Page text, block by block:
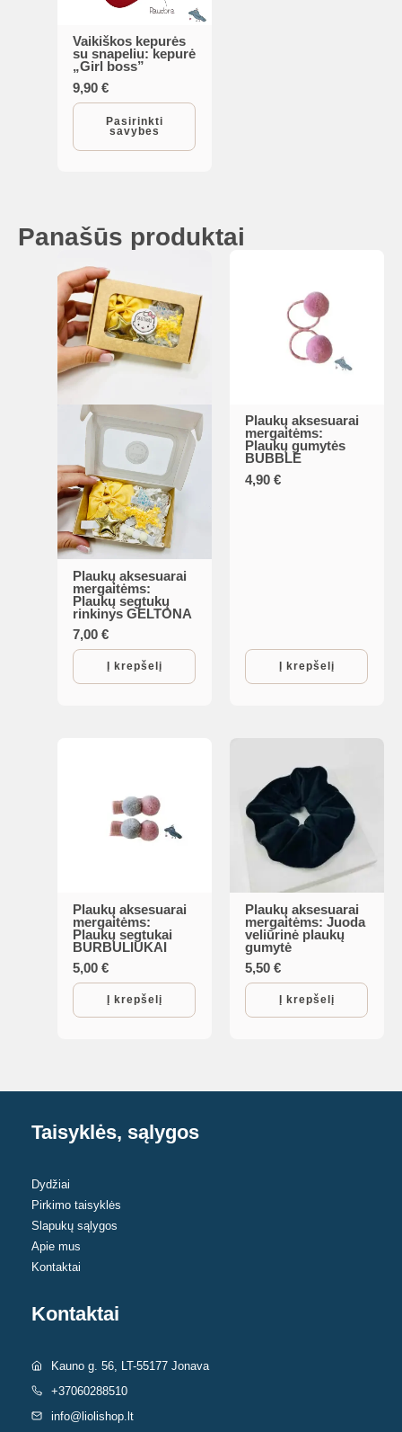
Vaikiškos kepurės
su snapeliu: kepurė
„Girl boss”
9,90€
Pasirinkti
savybes
This
product
has
multiple
variants.
be
chosen
on
the
product
page
Panašūs produktai
Plaukų aksesuarai
mergaitėms:
Plaukų segtukų
rinkinys GELTONA
7,00€
Į krepšelį
Plaukų aksesuarai
mergaitėms:
Plaukų gumytės
BUBBLE
4,90€
Į krepšelį
Plaukų aksesuarai
mergaitėms:
Plaukų segtukai
BURBULIUKAI
5,00€
Į krepšelį
Plaukų aksesuarai
mergaitėms: Juoda
veliūrinė plaukų
gumytė
5,50€
Į krepšelį
Taisyklės, sąlygos
Dydžiai
Pirkimo taisyklės
Slapukų sąlygos
Apie mus
Kontaktai
Kontaktai
Kauno g. 56, LT-55177 Jonava
+37060288510
info@liolishop.lt